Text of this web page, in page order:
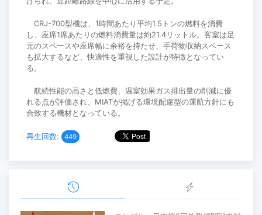
CRJ-700型機は、1時間あたり平均1.5トンの燃料を消費
し、座席1席あたりの燃料消費量は約21.4リットル。客室は足
元のスペースや座席幅に余裕を持たせ、手荷物収納スペース
も拡大するなど、快適性を重視した設計が特徴となってい
る。
航続性能の高さと低燃費、温室効果ガス排出量の削減に優
れる点が評価され、MIATが掲げる環境配慮型の運航方針にも
合致する機材となっている。
再生回数: 449